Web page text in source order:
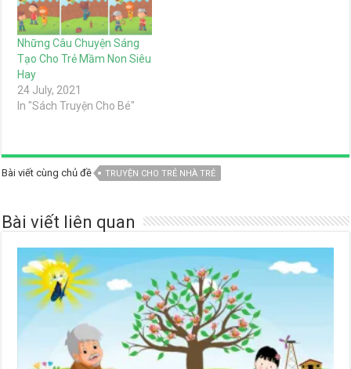
Những Câu Chuyện Sáng
Tạo Cho Trẻ Mầm Non Siêu
Hay
24 July, 2021
In "Sách Truyện Cho Bé"
Bài viết cùng chủ đề TRUYỆN CHO TRẺ NHÀ TRẺ
Bài viết liên quan